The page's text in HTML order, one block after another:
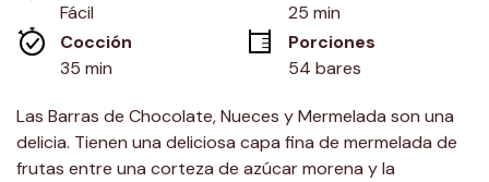
misma
página.
Fácil
25 min
Cocción
35 min
Porciones
54 bares
Las Barras de Chocolate, Nueces y Mermelada son una
delicia. Tienen una deliciosa capa fina de mermelada de
frutas entre una corteza de azúcar morena y la